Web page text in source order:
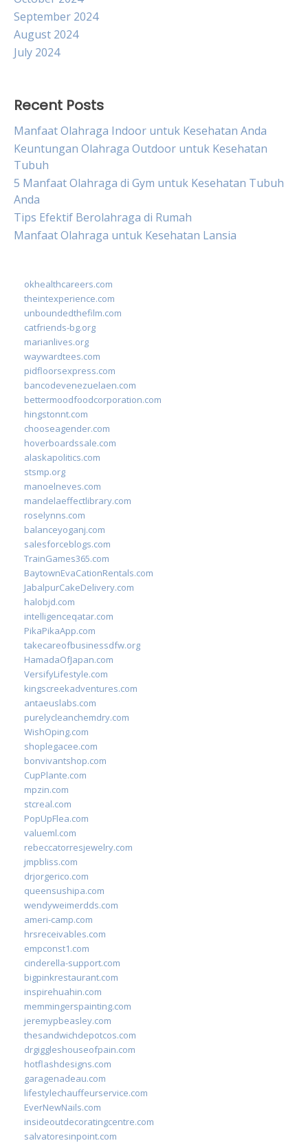
September 2024
August 2024
July 2024
Recent Posts
Manfaat Olahraga Indoor untuk Kesehatan Anda
Keuntungan Olahraga Outdoor untuk Kesehatan
Tubuh
5 Manfaat Olahraga di Gym untuk Kesehatan Tubuh
Anda
Tips Efektif Berolahraga di Rumah
Manfaat Olahraga untuk Kesehatan Lansia
okhealthcareers.com
theintexperience.com
unboundedthefilm.com
catfriends-bg.org
marianlives.org
waywardtees.com
pidfloorsexpress.com
bancodevenezuelaen.com
bettermoodfoodcorporation.com
hingstonnt.com
chooseagender.com
hoverboardssale.com
alaskapolitics.com
stsmp.org
manoelneves.com
mandelaeffectlibrary.com
roselynns.com
balanceyoganj.com
salesforceblogs.com
TrainGames365.com
BaytownEvaCationRentals.com
JabalpurCakeDelivery.com
halobjd.com
intelligenceqatar.com
PikaPikaApp.com
takecareofbusinessdfw.org
HamadaOfJapan.com
VersifyLifestyle.com
kingscreekadventures.com
antaeuslabs.com
purelycleanchemdry.com
WishOping.com
shoplegacee.com
bonvivantshop.com
CupPlante.com
mpzin.com
stcreal.com
PopUpFlea.com
valueml.com
rebeccatorresjewelry.com
jmpbliss.com
drjorgerico.com
queensushipa.com
wendyweimerdds.com
ameri-camp.com
hrsreceivables.com
empconst1.com
cinderella-support.com
bigpinkrestaurant.com
inspirehuahin.com
memmingerspainting.com
jeremypbeasley.com
thesandwichdepotcos.com
drgiggleshouseofpain.com
hotflashdesigns.com
garagenadeau.com
lifestylechauffeurservice.com
EverNewNails.com
insideoutdecoratingcentre.com
salvatoresinpoint.com